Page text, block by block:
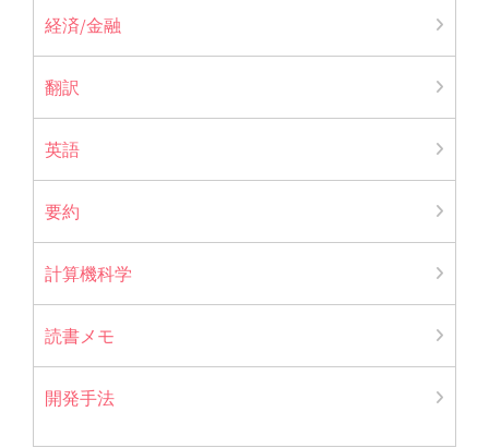
経済/金融
翻訳
英語
要約
計算機科学
読書メモ
開発手法